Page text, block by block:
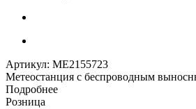
Артикул: МЕ2155723
Метеостанция с беспроводным
Подробнее
Розница